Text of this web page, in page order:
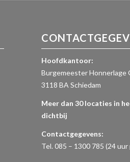
Hoofdkantoor:
Burgemeester Honnerlage
3118 BA Schiedam
Meer dan 30 locaties in
dichtbij
Contactgegevens:
Tel. 085 – 1300 785 (24 uur